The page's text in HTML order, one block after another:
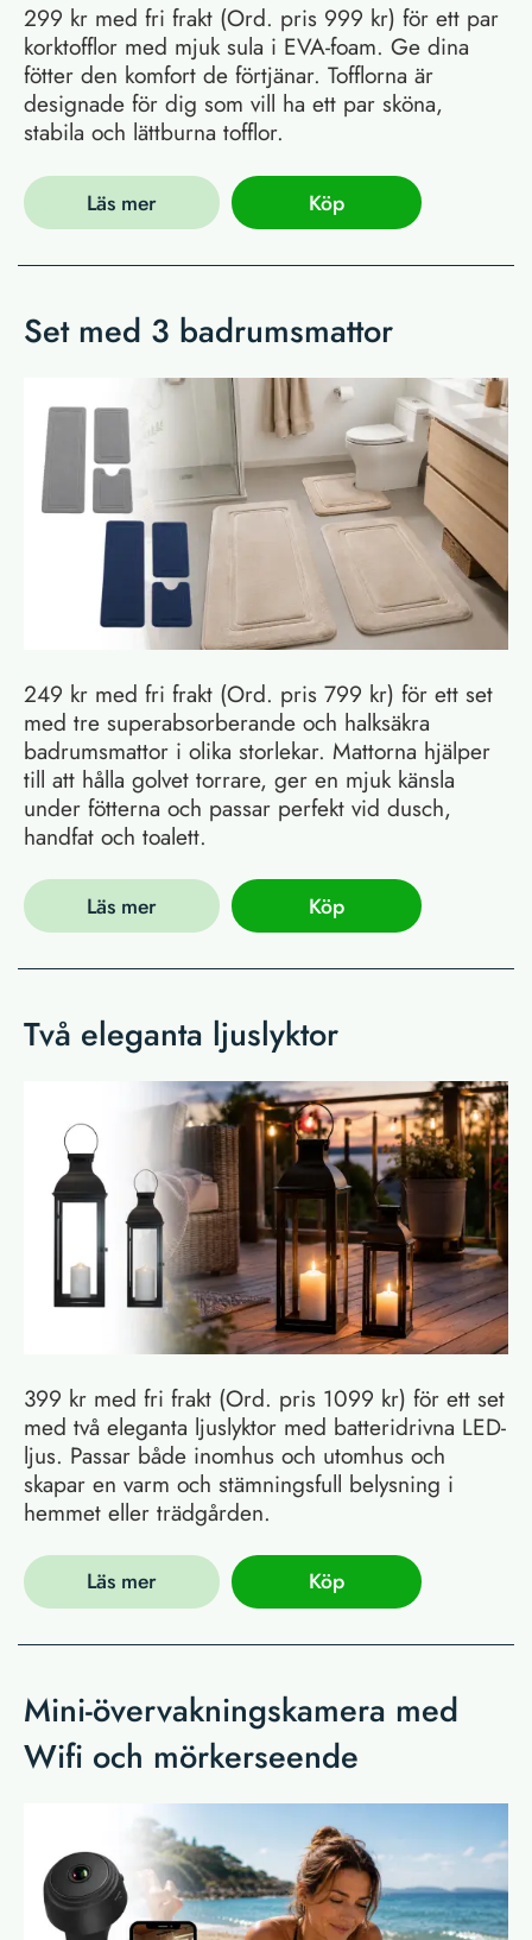
299 kr med fri frakt (Ord. pris 999 kr) för ett par
korktofflor med mjuk sula i EVA-foam. Ge dina
fötter den komfort de förtjänar. Tofflorna är
designade för dig som vill ha ett par sköna,
stabila och lättburna tofflor.
Läs mer Köp
Set med 3 badrumsmattor
249 kr med fri frakt (Ord. pris 799 kr) för ett set
med tre superabsorberande och halksäkra
badrumsmattor i olika storlekar. Mattorna hjälper
till att hålla golvet torrare, ger en mjuk känsla
under fötterna och passar perfekt vid dusch,
handfat och toalett.
Läs mer Köp
Två eleganta ljuslyktor
399 kr med fri frakt (Ord. pris 1099 kr) för ett set
med två eleganta ljuslyktor med batteridrivna LED-
ljus. Passar både inomhus och utomhus och
skapar en varm och stämningsfull belysning i
hemmet eller trädgården.
Läs mer Köp
Mini-övervakningskamera med
Wifi och mörkerseende